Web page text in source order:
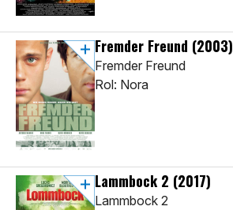
Fremder Freund (2003)
Fremder Freund
Rol: Nora
Lammbock 2 (2017)
Lammbock 2